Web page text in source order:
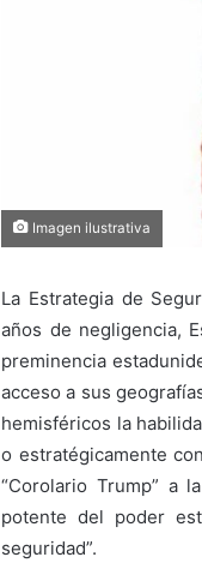
Imagen ilustrativa
La Estrategia de
años de negligencia,
preminencia
acceso a sus
hemisféricos la
o estratégicamente
“Corolario Trump” a
potente del poder
seguridad”.